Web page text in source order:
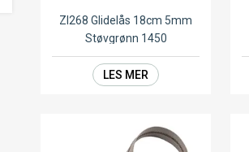
ZI268 Glidelås 18cm 5mm
Støvgrønn 1450
LES MER